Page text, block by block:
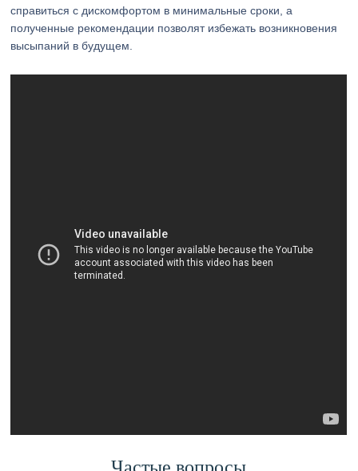
справиться с дискомфортом в минимальные сроки, а
полученные рекомендации позволят избежать возникновения
высыпаний в будущем.